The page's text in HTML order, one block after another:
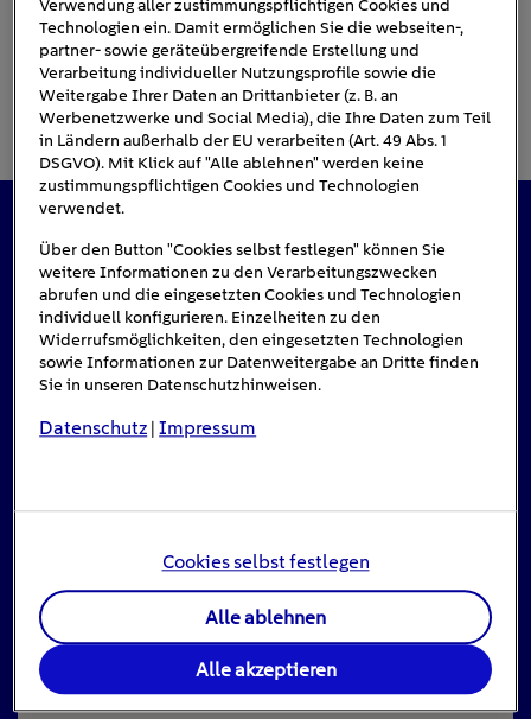
Das könnte Sie auch interessieren
Stromausfall: Das ist zu tun, wenn das Licht
ausgeht
Verwendung aller zustimmungspflichtigen Cookies und
Technologien ein. Damit ermöglichen Sie die webseiten-,
partner- sowie geräteübergreifende Erstellung und
Verarbeitung individueller Nutzungsprofile sowie die
Weitergabe Ihrer Daten an Drittanbieter (z. B. an
Werbenetzwerke und Social Media), die Ihre Daten zum Teil
in Ländern außerhalb der EU verarbeiten (Art. 49 Abs. 1
DSGVO). Mit Klick auf "Alle ablehnen" werden keine
zustimmungspflichtigen Cookies und Technologien
verwendet.
Über den Button "Cookies selbst festlegen" können Sie
weitere Informationen zu den Verarbeitungszwecken
abrufen und die eingesetzten Cookies und Technologien
individuell konfigurieren. Einzelheiten zu den
Widerrufsmöglichkeiten, den eingesetzten Technologien
sowie Informationen zur Datenweitergabe an Dritte finden
Sie in unseren Datenschutzhinweisen.
Datenschutz |Impressum
Cookies selbst festlegen
Alle ablehnen
Alle akzeptieren